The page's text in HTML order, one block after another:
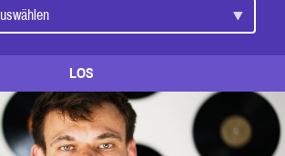
LOS